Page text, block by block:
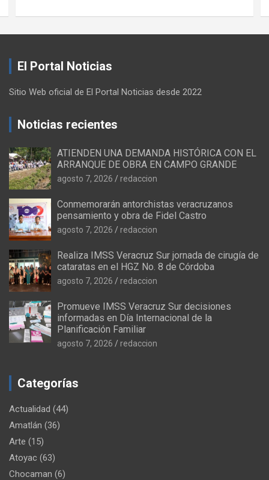
El Portal Noticias
Sitio Web oficial de El Portal Noticias desde 2022
Noticias recientes
ATIENDEN UNA DEMANDA HISTÓRICA CON EL
ARRANQUE DE OBRA EN CAMPO GRANDE
agosto 7, 2026 redaccion
Conmemorarán antorchistas veracruzanos
pensamiento y obra de Fidel Castro
agosto 7, 2026 redaccion
Realiza IMSS Veracruz Sur jornada de cirugía de
cataratas en el HGZ No. 8 de Córdoba
agosto 7, 2026 redaccion
Promueve IMSS Veracruz Sur decisiones
informadas en Día Internacional de la
Planificación Familiar
agosto 7, 2026 redaccion
Categorías
Actualidad (44)
Amatlán (36)
Arte (15)
Atoyac (63)
Chocaman (6)